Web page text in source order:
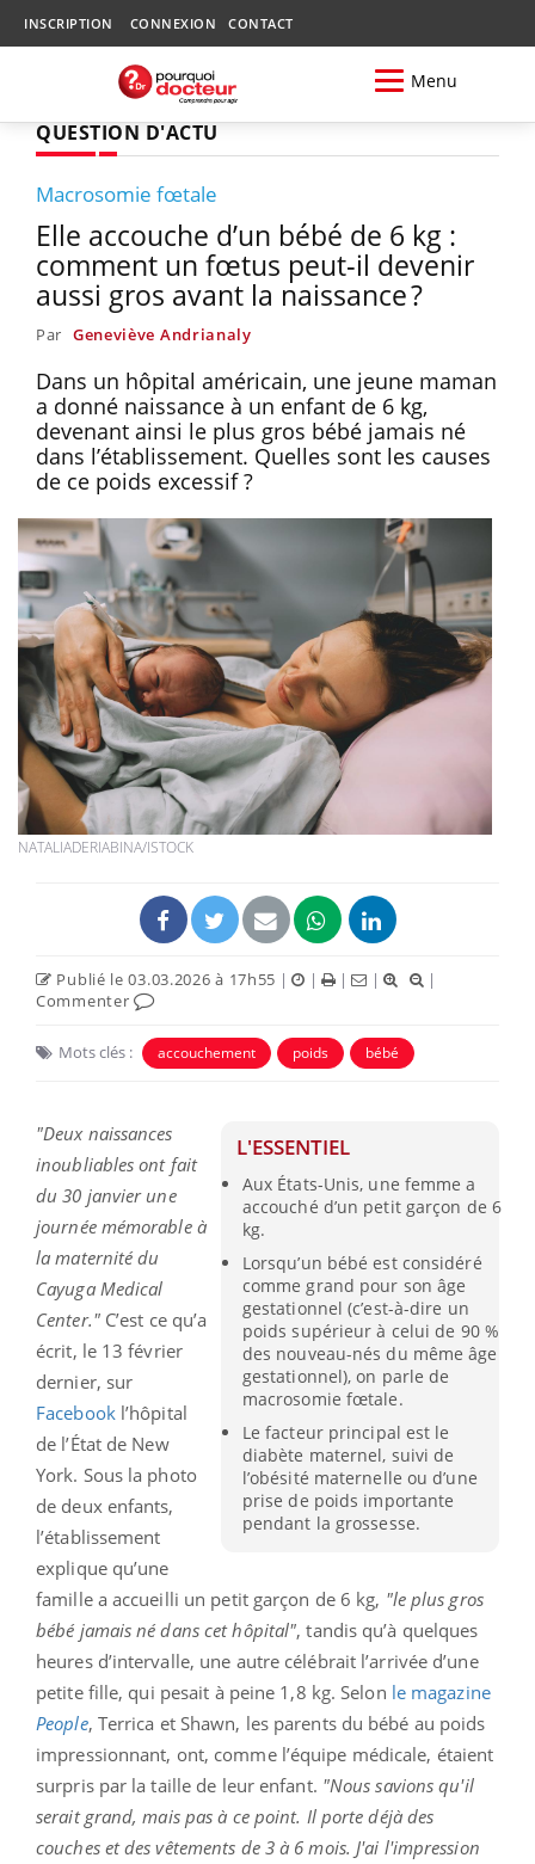
INSCRIPTION CONNEXION CONTACT
Menu
QUESTION D'ACTU
Macrosomie fœtale
Elle accouche d’un bébé de 6 kg :
comment un fœtus peut‑il devenir
aussi gros avant la naissance ?
Par Geneviève Andrianaly
Dans un hôpital américain, une jeune maman
a donné naissance à un enfant de 6 kg,
devenant ainsi le plus gros bébé jamais né
dans l’établissement. Quelles sont les causes
de ce poids excessif ?
NATALIADERIABINA/ISTOCK
Publié le 03.03.2026 à 17h55 | | | |
|
Commenter
Mots clés : accouchement poids bébé
L'ESSENTIEL
Aux États-Unis, une femme a
accouché d’un petit garçon de 6
kg.
Lorsqu’un bébé est considéré
comme grand pour son âge
gestationnel (c’est-à-dire un
poids supérieur à celui de 90 %
des nouveau-nés du même âge
gestationnel), on parle de
macrosomie fœtale.
Le facteur principal est le
diabète maternel, suivi de
l’obésité maternelle ou d’une
prise de poids importante
pendant la grossesse.
"Deux naissances
inoubliables ont fait
du 30 janvier une
journée mémorable à
la maternité du
Cayuga Medical
Center."C’est ce qu’a
écrit, le 13 février
dernier, sur
Facebookl’hôpital
de l’État de New
York. Sous la photo
de deux enfants,
l’établissement
explique qu’une
famille a accueilli un petit garçon de 6 kg, "le plus gros
bébé jamais né dans cet hôpital", tandis qu’à quelques
heures d’intervalle, une autre célébrait l’arrivée d’une
petite fille, qui pesait à peine 1,8 kg. Selon le magazine
People, Terrica et Shawn, les parents du bébé au poids
impressionnant, ont, comme l’équipe médicale, étaient
surpris par la taille de leur enfant. "Nous savions qu'il
serait grand, mais pas à ce point. Il porte déjà des
couches et des vêtements de 3 à 6 mois. J'ai l'impression